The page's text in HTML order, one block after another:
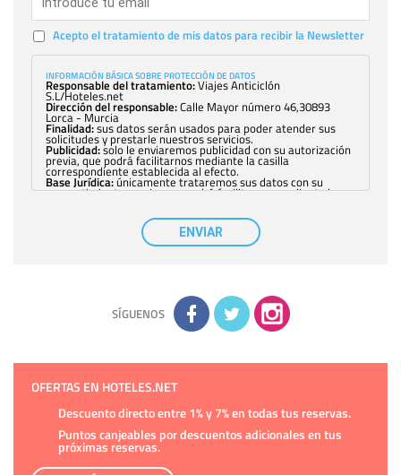
Acepto el tratamiento de mis datos para recibir la Newsletter
INFORMACIÓN BÁSICA SOBRE PROTECCIÓN DE DATOS
Responsable del tratamiento:Viajes Anticiclón
S.L/Hoteles.net
Dirección del responsable:Calle Mayor número 46,30893
Lorca - Murcia
Finalidad:sus datos serán usados para poder atender sus
solicitudes y prestarle nuestros servicios.
Publicidad:solo le enviaremos publicidad con su autorización
previa, que podrá facilitarnos mediante la casilla
correspondiente establecida al efecto.
Base Jurídica:únicamente trataremos sus datos con su
consentimiento previo, que podrá facilitarnos mediante la
con carácter general, sólo el personal de
nuestra entidad que esté debidamente autorizado podrá
tener conocimiento de la información que le pedimos. No se
comunicarán datos a terceros.
adicional y detallada sobre cómo tratamos sus datos en la
política de privacidad
ENVIAR
SÍGUENOS
OFERTAS EN HOTELES.NET
Descuento directo entre 1% y 7% en todas tus reservas.
Puntos canjeables por descuentos adicionales en tus
próximas reservas.